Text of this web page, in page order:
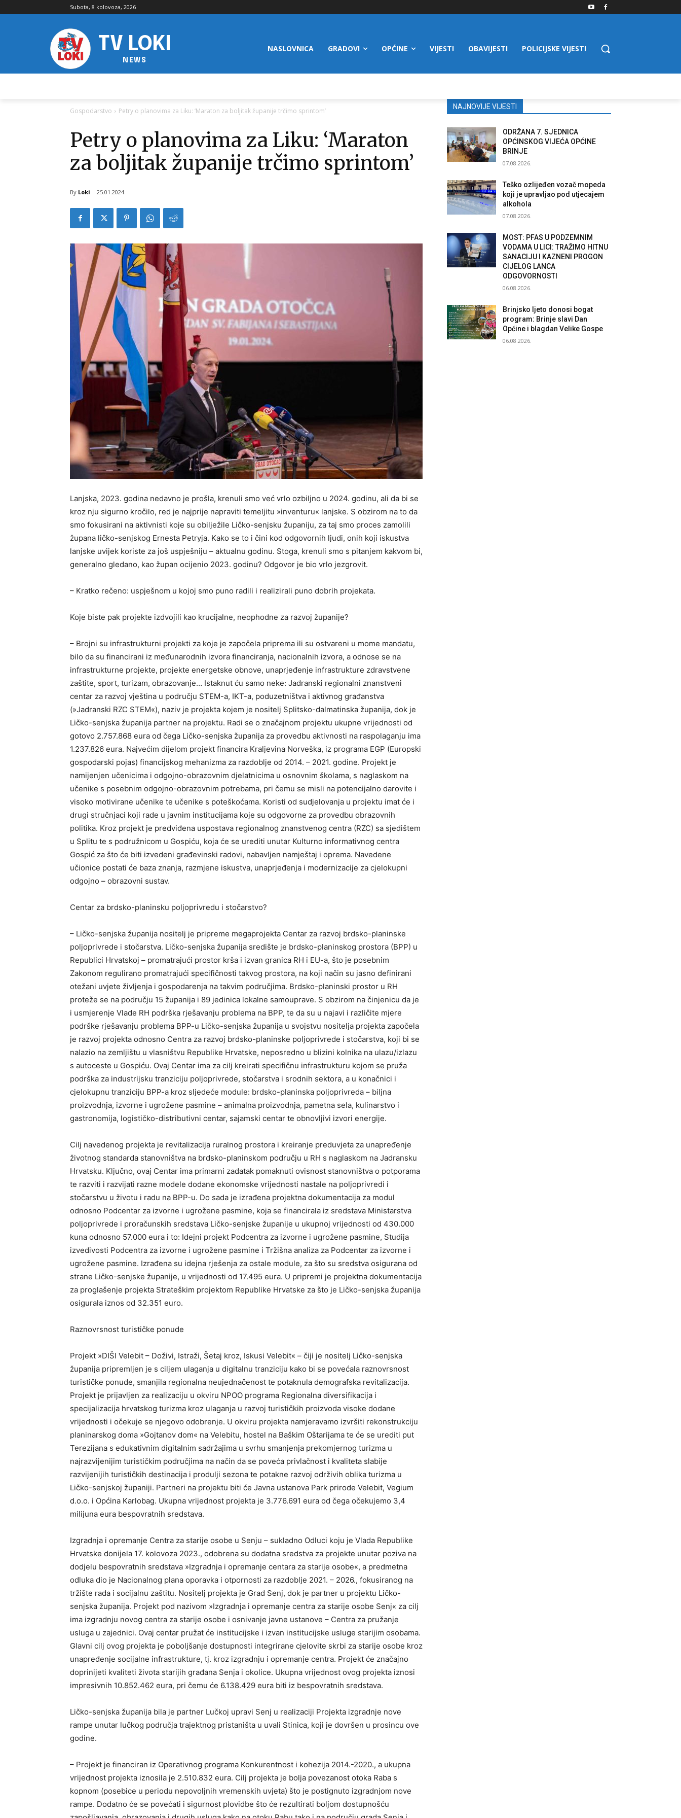
Subota, 8 kolovoza, 2026
TV LOKI
NEWS
NASLOVNICA GRADOVI OPĆINE VIJESTI OBAVIJESTI POLICIJSKE VIJESTI
Gospodarstvo Petry o planovima za Liku: ‘Maraton za boljitak županije trčimo sprintom’
Petry o planovima za Liku: ‘Maraton
za boljitak županije trčimo sprintom’
By Loki 25.01.2024.
Lanjska, 2023. godina nedavno je prošla, krenuli smo već vrlo ozbiljno u 2024. godinu, ali da bi se
kroz nju sigurno kročilo, red je najprije napraviti temeljitu »inventuru« lanjske. S obzirom na to da
smo fokusirani na aktivnisti koje su obilježile Ličko-senjsku županiju, za taj smo proces zamolili
župana ličko-senjskog Ernesta Petryja. Kako se to i čini kod odgovornih ljudi, onih koji iskustva
lanjske uvijek koriste za još uspješniju – aktualnu godinu. Stoga, krenuli smo s pitanjem kakvom bi,
generalno gledano, kao župan ocijenio 2023. godinu? Odgovor je bio vrlo jezgrovit.
– Kratko rečeno: uspješnom u kojoj smo puno radili i realizirali puno dobrih projekata.
Koje biste pak projekte izdvojili kao krucijalne, neophodne za razvoj županije?
– Brojni su infrastrukturni projekti za koje je započela priprema ili su ostvareni u mome mandatu,
bilo da su financirani iz međunarodnih izvora financiranja, nacionalnih izvora, a odnose se na
infrastrukturne projekte, projekte energetske obnove, unaprjeđenje infrastrukture zdravstvene
zaštite, sport, turizam, obrazovanje… Istaknut ću samo neke: Jadranski regionalni znanstveni
centar za razvoj vještina u području STEM-a, IKT-a, poduzetništva i aktivnog građanstva
(»Jadranski RZC STEM«), naziv je projekta kojem je nositelj Splitsko-dalmatinska županija, dok je
Ličko-senjska županija partner na projektu. Radi se o značajnom projektu ukupne vrijednosti od
gotovo 2.757.868 eura od čega Ličko-senjska županija za provedbu aktivnosti na raspolaganju ima
1.237.826 eura. Najvećim dijelom projekt financira Kraljevina Norveška, iz programa EGP (Europski
gospodarski pojas) financijskog mehanizma za razdoblje od 2014. – 2021. godine. Projekt je
namijenjen učenicima i odgojno-obrazovnim djelatnicima u osnovnim školama, s naglaskom na
učenike s posebnim odgojno-obrazovnim potrebama, pri čemu se misli na potencijalno darovite i
visoko motivirane učenike te učenike s poteškoćama. Koristi od sudjelovanja u projektu imat će i
drugi stručnjaci koji rade u javnim institucijama koje su odgovorne za provedbu obrazovnih
politika. Kroz projekt je predviđena uspostava regionalnog znanstvenog centra (RZC) sa sjedištem
u Splitu te s podružnicom u Gospiću, koja će se urediti unutar Kulturno informativnog centra
Gospić za što će biti izvedeni građevinski radovi, nabavljen namještaj i oprema. Navedene
učionice postati će baza znanja, razmjene iskustva, unaprjeđenja i modernizacije za cjelokupni
odgojno – obrazovni sustav.
Centar za brdsko-planinsku poljoprivredu i stočarstvo?
– Ličko-senjska županija nositelj je pripreme megaprojekta Centar za razvoj brdsko-planinske
poljoprivrede i stočarstva. Ličko-senjska županija središte je brdsko-planinskog prostora (BPP) u
Republici Hrvatskoj – promatrajući prostor krša i izvan granica RH i EU-a, što je posebnim
Zakonom regulirano promatrajući specifičnosti takvog prostora, na koji način su jasno definirani
otežani uvjete življenja i gospodarenja na takvim područjima. Brdsko-planinski prostor u RH
proteže se na području 15 županija i 89 jedinica lokalne samouprave. S obzirom na činjenicu da je
i usmjerenje Vlade RH podrška rješavanju problema na BPP, te da su u najavi i različite mjere
podrške rješavanju problema BPP-u Ličko-senjska županija u svojstvu nositelja projekta započela
je razvoj projekta odnosno Centra za razvoj brdsko-planinske poljoprivrede i stočarstva, koji bi se
nalazio na zemljištu u vlasništvu Republike Hrvatske, neposredno u blizini kolnika na ulazu/izlazu
s autoceste u Gospiću. Ovaj Centar ima za cilj kreirati specifičnu infrastrukturu kojom se pruža
podrška za industrijsku tranziciju poljoprivrede, stočarstva i srodnih sektora, a u konačnici i
cjelokupnu tranziciju BPP-a kroz sljedeće module: brdsko-planinska poljoprivreda – biljna
proizvodnja, izvorne i ugrožene pasmine – animalna proizvodnja, pametna sela, kulinarstvo i
gastronomija, logističko-distributivni centar, sajamski centar te obnovljivi izvori energije.
Cilj navedenog projekta je revitalizacija ruralnog prostora i kreiranje preduvjeta za unapređenje
životnog standarda stanovništva na brdsko-planinskom području u RH s naglaskom na Jadransku
Hrvatsku. Ključno, ovaj Centar ima primarni zadatak pomaknuti ovisnost stanovništva o potporama
te razviti i razvijati razne modele dodane ekonomske vrijednosti nastale na poljoprivredi i
stočarstvu u životu i radu na BPP-u. Do sada je izrađena projektna dokumentacija za modul
odnosno Podcentar za izvorne i ugrožene pasmine, koja se financirala iz sredstava Ministarstva
poljoprivrede i proračunskih sredstava Ličko-senjske županije u ukupnoj vrijednosti od 430.000
kuna odnosno 57.000 eura i to: Idejni projekt Podcentra za izvorne i ugrožene pasmine, Studija
izvedivosti Podcentra za izvorne i ugrožene pasmine i Tržišna analiza za Podcentar za izvorne i
ugrožene pasmine. Izrađena su idejna rješenja za ostale module, za što su sredstva osigurana od
strane Ličko-senjske županije, u vrijednosti od 17.495 eura. U pripremi je projektna dokumentacija
za proglašenje projekta Strateškim projektom Republike Hrvatske za što je Ličko-senjska županija
osigurala iznos od 32.351 euro.
Raznovrsnost turističke ponude
Projekt »DIŠI Velebit – Doživi, Istraži, Šetaj kroz, Iskusi Velebit« – čiji je nositelj Ličko-senjska
županija pripremljen je s ciljem ulaganja u digitalnu tranziciju kako bi se povećala raznovrsnost
turističke ponude, smanjila regionalna neujednačenost te potaknula demografska revitalizacija.
Projekt je prijavljen za realizaciju u okviru NPOO programa Regionalna diversifikacija i
specijalizacija hrvatskog turizma kroz ulaganja u razvoj turističkih proizvoda visoke dodane
vrijednosti i očekuje se njegovo odobrenje. U okviru projekta namjeravamo izvršiti rekonstrukciju
planinarskog doma »Gojtanov dom« na Velebitu, hostel na Baškim Oštarijama te će se urediti put
Terezijana s edukativnim digitalnim sadržajima u svrhu smanjenja prekomjernog turizma u
najrazvijenijim turističkim područjima na način da se poveća privlačnost i kvaliteta slabije
razvijenijih turističkih destinacija i produlji sezona te potakne razvoj održivih oblika turizma u
Ličko-senjskoj županiji. Partneri na projektu biti će Javna ustanova Park prirode Velebit, Vegium
d.o.o. i Općina Karlobag. Ukupna vrijednost projekta je 3.776.691 eura od čega očekujemo 3,4
milijuna eura bespovratnih sredstava.
Izgradnja i opremanje Centra za starije osobe u Senju – sukladno Odluci koju je Vlada Republike
Hrvatske donijela 17. kolovoza 2023., odobrena su dodatna sredstva za projekte unutar poziva na
dodjelu bespovratnih sredstava »Izgradnja i opremanje centara za starije osobe«, a predmetna
odluka dio je Nacionalnog plana oporavka i otpornosti za razdoblje 2021. – 2026., fokusiranog na
tržište rada i socijalnu zaštitu. Nositelj projekta je Grad Senj, dok je partner u projektu Ličko-
senjska županija. Projekt pod nazivom »Izgradnja i opremanje centra za starije osobe Senj« za cilj
ima izgradnju novog centra za starije osobe i osnivanje javne ustanove – Centra za pružanje
usluga u zajednici. Ovaj centar pružat će institucijske i izvan institucijske usluge starijim osobama.
Glavni cilj ovog projekta je poboljšanje dostupnosti integrirane cjelovite skrbi za starije osobe kroz
unapređenje socijalne infrastrukture, tj. kroz izgradnju i opremanje centra. Projekt će značajno
doprinijeti kvaliteti života starijih građana Senja i okolice. Ukupna vrijednost ovog projekta iznosi
impresivnih 10.852.462 eura, pri čemu će 6.138.429 eura biti iz bespovratnih sredstava.
Ličko-senjska županija bila je partner Lučkoj upravi Senj u realizaciji Projekta izgradnje nove
rampe unutar lučkog područja trajektnog pristaništa u uvali Stinica, koji je dovršen u prosincu ove
godine.
– Projekt je financiran iz Operativnog programa Konkurentnost i kohezija 2014.-2020., a ukupna
vrijednost projekta iznosila je 2.510.832 eura. Cilj projekta je bolja povezanost otoka Raba s
kopnom (posebice u periodu nepovoljnih vremenskih uvjeta) što je postignuto izgradnjom nove
rampe. Dodatno će se povećati i sigurnost plovidbe što će rezultirati boljom dostupnošću
NAJNOVIJE VIJESTI
ODRŽANA 7. SJEDNICA
OPĆINSKOG VIJEĆA OPĆINE
BRINJE
07.08.2026.
Teško ozlijeđen vozač mopeda
koji je upravljao pod utjecajem
alkohola
07.08.2026.
MOST: PFAS U PODZEMNIM
VODAMA U LICI: TRAŽIMO HITNU
SANACIJU I KAZNENI PROGON
CIJELOG LANCA
ODGOVORNOSTI
06.08.2026.
Brinjsko ljeto donosi bogat
program: Brinje slavi Dan
Općine i blagdan Velike Gospe
06.08.2026.